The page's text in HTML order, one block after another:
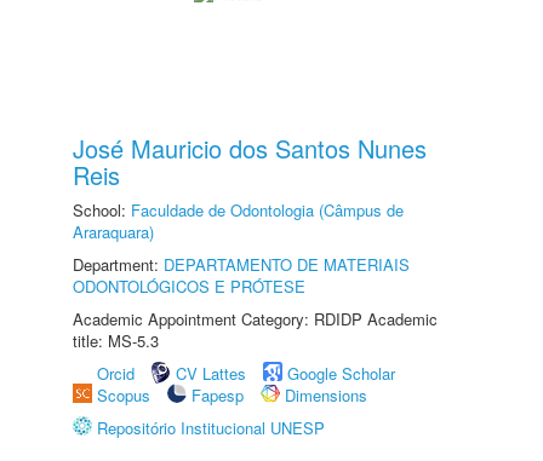
José Mauricio dos Santos Nunes
Reis
School: Faculdade de Odontologia (Câmpus de
Araraquara)
Department: DEPARTAMENTO DE MATERIAIS
ODONTOLÓGICOS E PRÓTESE
Academic Appointment Category: RDIDP Academic
title: MS-5.3
Orcid
CV Lattes
Google Scholar
Scopus
Fapesp
Dimensions
Repositório Institucional UNESP